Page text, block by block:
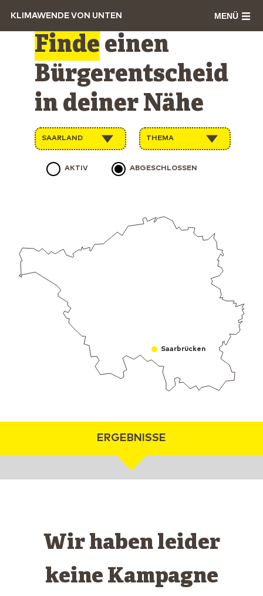
KLIMAWENDE VON UNTEN MENÜ
Saarbrücken
Finde einen
Bürgerentscheid
in deiner Nähe
SAARLAND THEMA
AKTIV ABGESCHLOSSEN
ERGEBNISSE
Wir haben leider
keine Kampagne